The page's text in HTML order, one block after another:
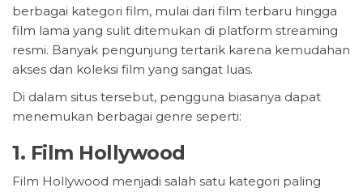
berbagai kategori film, mulai dari film terbaru hingga
film lama yang sulit ditemukan di platform streaming
resmi. Banyak pengunjung tertarik karena kemudahan
akses dan koleksi film yang sangat luas.
Di dalam situs tersebut, pengguna biasanya dapat
menemukan berbagai genre seperti:
1. Film Hollywood
Film Hollywood menjadi salah satu kategori paling